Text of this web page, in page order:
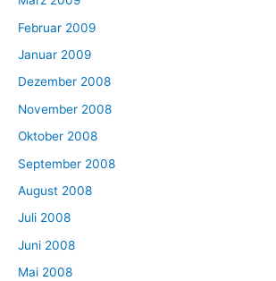
Februar 2009
Januar 2009
Dezember 2008
November 2008
Oktober 2008
September 2008
August 2008
Juli 2008
Juni 2008
Mai 2008